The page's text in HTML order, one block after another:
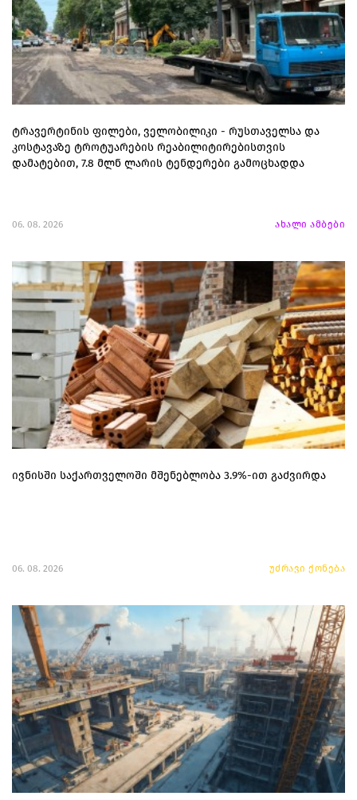
ტრავერტინის ფილები, ველობილიკი - რუსთაველსა და
კოსტავაზე ტროტუარების რეაბილიტირებისთვის
დამატებით, 7.8 მლნ ლარის ტენდერები გამოცხადდა
06. 08. 2026 ახალი ამბები
ივნისში საქართველოში მშენებლობა 3.9%-ით გაძვირდა
06. 08. 2026 უძრავი ქონება